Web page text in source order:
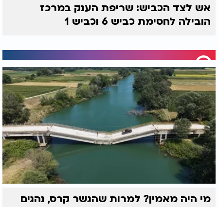
אש לצד הכביש: שריפת הענק במרכז
הובילה לחסימת כביש 6 וכביש 1
מי היה מאמין? למרות שהגשר קרס, נהגים